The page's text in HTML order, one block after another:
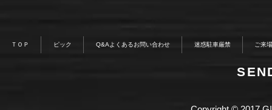
ＴＯＰ ピック Q&Aよくあるお問い合わせ 迷惑駐車厳禁 ご来